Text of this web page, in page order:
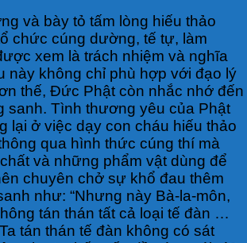
và bày tỏ tấm lòng hiếu thảo
chức cúng dường, tế tự, làm
xem là trách nhiệm và nghĩa
này không chỉ phù hợp với đạo lý
thế, Đức Phật còn nhắc nhớ đến
sanh. Tình thương yêu của Phật
lại ở việc dạy con cháu hiếu thảo
qua hình thức cúng thí mà
và những phẩm vật dùng để
chuyên chở sự khổ đau thêm
như: “Nhưng này Bà-la-môn,
tán thán tất cả loại tế đàn …
tán thán tế đàn không có sát